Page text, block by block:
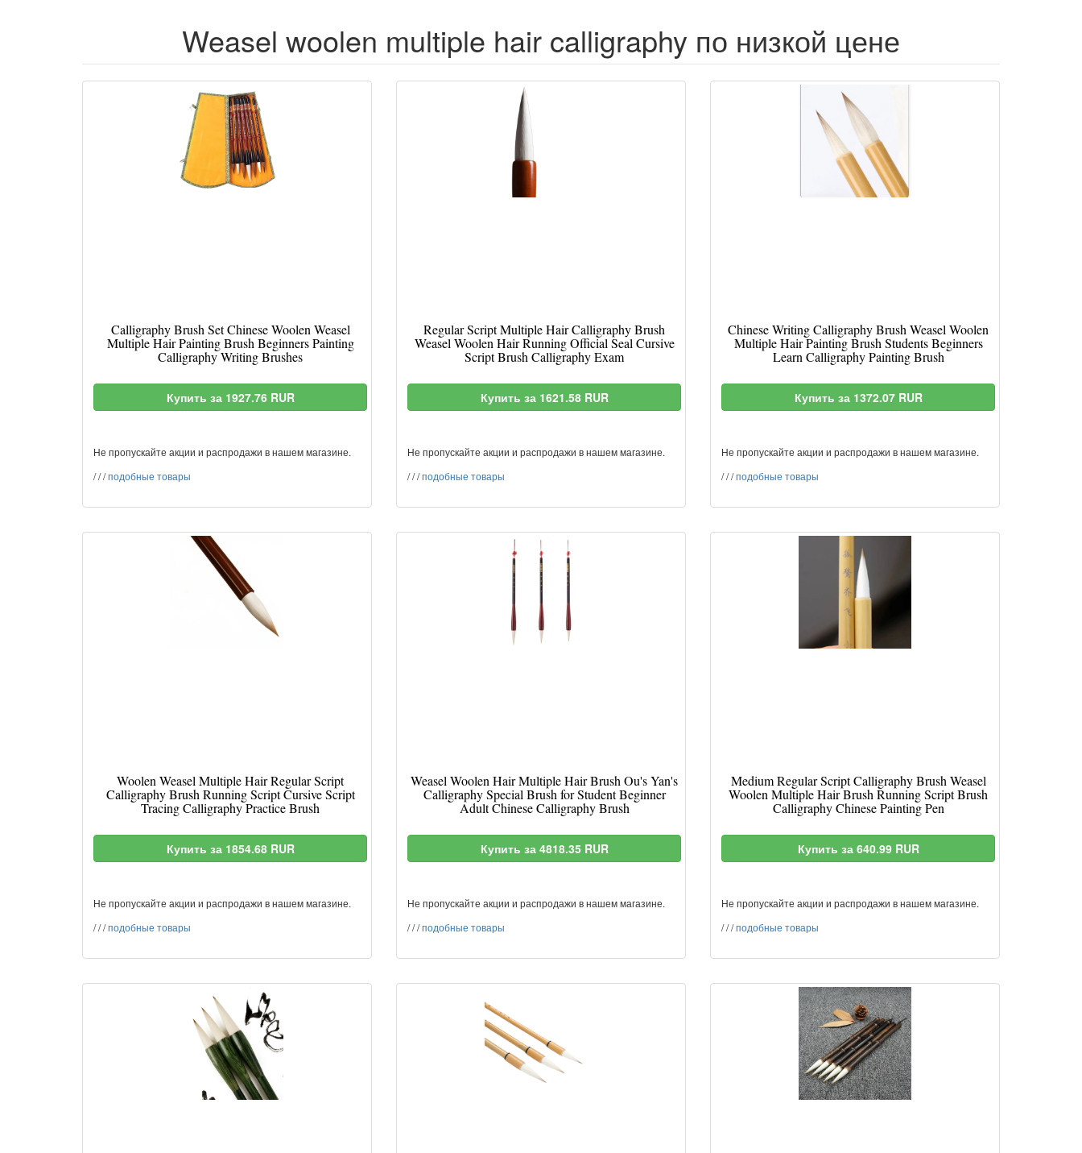
Weasel woolen multiple hair calligraphy по низкой цене
Calligraphy Brush Set Chinese Woolen Weasel
Multiple Hair Painting Brush Beginners Painting
Calligraphy Writing Brushes
Купить за 1927.76 RUR
Не пропускайте акции и распродажи в нашем магазине.
///подобные товары
Regular Script Multiple Hair Calligraphy Brush
Weasel Woolen Hair Running Official Seal Cursive
Script Brush Calligraphy Exam
Купить за 1621.58 RUR
Не пропускайте акции и распродажи в нашем магазине.
///подобные товары
Chinese Writing Calligraphy Brush Weasel Woolen
Multiple Hair Painting Brush Students Beginners
Learn Calligraphy Painting Brush
Купить за 1372.07 RUR
Не пропускайте акции и распродажи в нашем магазине.
///подобные товары
Woolen Weasel Multiple Hair Regular Script
Calligraphy Brush Running Script Cursive Script
Tracing Calligraphy Practice Brush
Купить за 1854.68 RUR
Не пропускайте акции и распродажи в нашем магазине.
///подобные товары
Weasel Woolen Hair Multiple Hair Brush Ou's Yan's
Calligraphy Special Brush for Student Beginner
Adult Chinese Calligraphy Brush
Купить за 4818.35 RUR
Не пропускайте акции и распродажи в нашем магазине.
///подобные товары
Medium Regular Script Calligraphy Brush Weasel
Woolen Multiple Hair Brush Running Script Brush
Calligraphy Chinese Painting Pen
Купить за 640.99 RUR
Не пропускайте акции и распродажи в нашем магазине.
///подобные товары